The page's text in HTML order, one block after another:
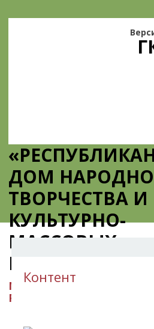
ДОМ
ТВОРЧЕСТВА И
КУЛЬТУРНО-
МАССОВЫХ
МЕРОПРИЯТИЙ»
МИНИСТЕРСТВО КУЛЬТУРЫ
РЕСПУБЛИКИ ИНГУШЕТИЯ
Контент